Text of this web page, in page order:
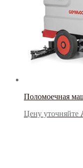
Поломоечная
Цену уточняйте